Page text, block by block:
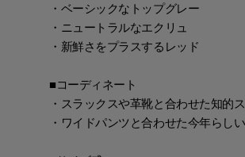
・ベーシックなトップグレー
・ニュートラルなエクリュ
・新鮮さをプラスするレッド
■コーディネート
・スラックスや革靴と合わせた知的
・ワイドパンツと合わせた今年らし